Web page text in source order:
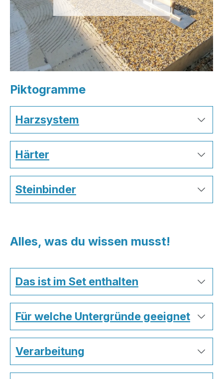
Piktogramme
Harzsystem
Härter
Steinbinder
Alles, was du wissen musst!
Das ist im Set enthalten
Für welche Untergründe geeignet
Verarbeitung